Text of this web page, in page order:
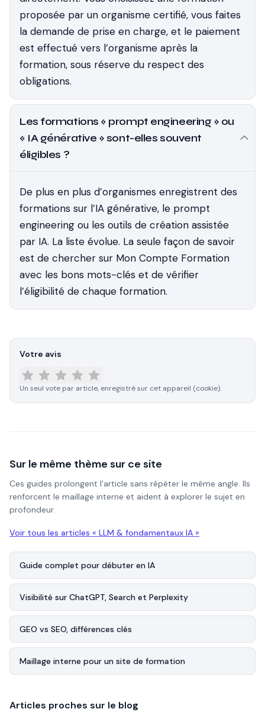
proposée par un organisme certifié, vous faites
la demande de prise en charge, et le paiement
est effectué vers l’organisme après la
formation, sous réserve du respect des
obligations.
Les formations « prompt engineering » ou
« IA générative » sont-elles souvent
éligibles ?
De plus en plus d’organismes enregistrent des
formations sur l’IA générative, le prompt
engineering ou les outils de création assistée
par IA. La liste évolue. La seule façon de savoir
est de chercher sur Mon Compte Formation
avec les bons mots-clés et de vérifier
l’éligibilité de chaque formation.
Votre avis
Un seul vote par article, enregistré sur cet appareil (cookie).
Sur le même thème sur ce site
Ces guides prolongent l’article sans répéter le même angle. Ils
renforcent le maillage interne et aident à explorer le sujet en
profondeur.
Voir tous les articles « LLM & fondamentaux IA »
Guide complet pour débuter en IA
Visibilité sur ChatGPT, Search et Perplexity
GEO vs SEO, différences clés
Maillage interne pour un site de formation
Articles proches sur le blog